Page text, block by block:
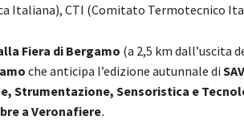
Italiana), CTI (Comitato Termotecnico
Fiera di Bergamo (a 2,5 km dall’uscita
che anticipa l’edizione autunnale di
Strumentazione, Sensoristica e
a Veronafiere.